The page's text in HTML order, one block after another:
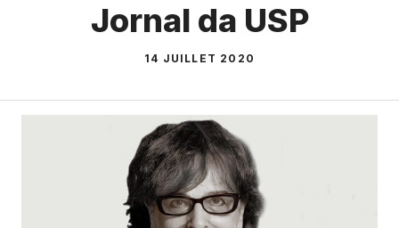
Jornal da USP
14 JUILLET 2020